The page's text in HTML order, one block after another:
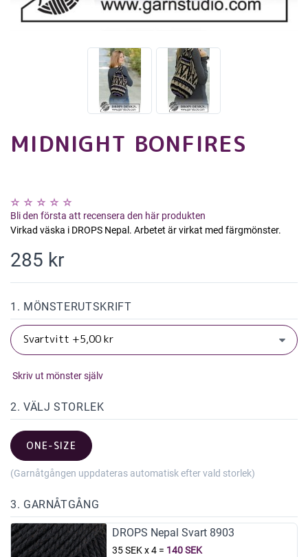
MIDNIGHT BONFIRES
Bli den första att recensera den här produkten
Virkad väska i DROPS Nepal. Arbetet är virkat med färgmönster.
285 kr
1. MÖNSTERUTSKRIFT
Skriv ut mönster själv
2. VÄLJ STORLEK
ONE-SIZE
(Garnåtgången uppdateras automatisk efter vald storlek)
3. GARNÅTGÅNG
DROPS Nepal Svart 8903
35 SEK x 4= 140 SEK